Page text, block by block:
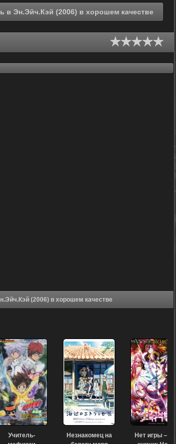
Смотреть онлайн Добро пожаловать в Эн.Эйч.Кэй (2006) в хорошем качестве
Аниме Добро пожаловать в Эн.Эйч.Кэй (2006) в хорошем качестве
Учитель-
Незнакомец на
Нет игры – нет